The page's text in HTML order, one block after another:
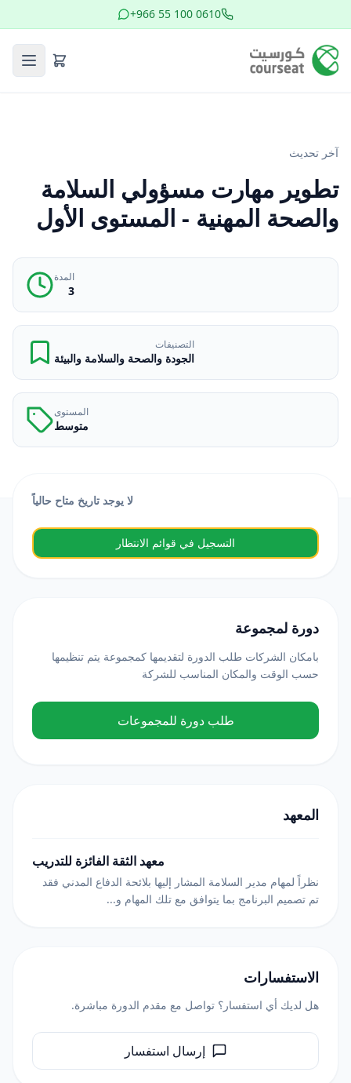
+966 55 100 0610
آخر تحديث
تطوير مهارت مسؤولي السلامة
والصحة المهنية - المستوى الأول
المدة
3
التصنيفات
الجودة والصحة والسلامة والبيئة
المستوى
متوسط
لا يوجد تاريخ متاح حالياً
التسجيل في قوائم الانتظار
دورة لمجموعة
بامكان الشركات طلب الدورة لتقديمها كمجموعة يتم تنظيمها
حسب الوقت والمكان المناسب للشركة
طلب دورة للمجموعات
المعهد
معهد الثقة الفائزة للتدريب
نظراً لمهام مدير السلامة المشار إليها بلائحة الدفاع المدني فقد
تم تصميم البرنامج بما يتوافق مع تلك المهام و...
الاستفسارات
هل لديك أي استفسار؟ تواصل مع مقدم الدورة مباشرة.
إرسال استفسار